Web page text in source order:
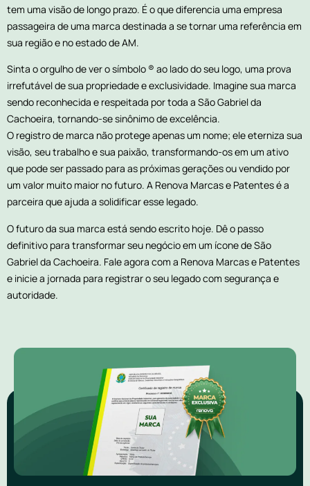
tem uma visão de longo prazo. É o que diferencia uma empresa
passageira de uma marca destinada a se tornar uma referência em
sua região e no estado de AM.
Sinta o orgulho de ver o símbolo ® ao lado do seu logo, uma prova
irrefutável de sua propriedade e exclusividade. Imagine sua marca
sendo reconhecida e respeitada por toda a São Gabriel da
Cachoeira, tornando-se sinônimo de excelência.
O registro de marca não protege apenas um nome; ele eterniza sua
visão, seu trabalho e sua paixão, transformando-os em um ativo
que pode ser passado para as próximas gerações ou vendido por
um valor muito maior no futuro. A Renova Marcas e Patentes é a
parceira que ajuda a solidificar esse legado.
O futuro da sua marca está sendo escrito hoje. Dê o passo
definitivo para transformar seu negócio em um ícone de São
Gabriel da Cachoeira. Fale agora com a Renova Marcas e Patentes
e inicie a jornada para registrar o seu legado com segurança e
autoridade.